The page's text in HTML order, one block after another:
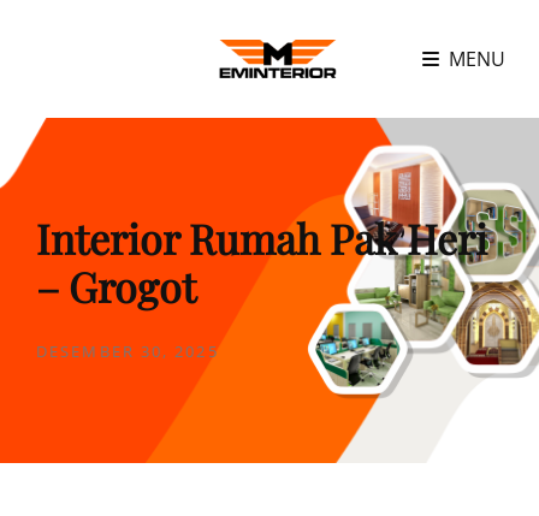
MENU
Interior Rumah Pak Heri
– Grogot
POSTED
DESEMBER 30, 2025